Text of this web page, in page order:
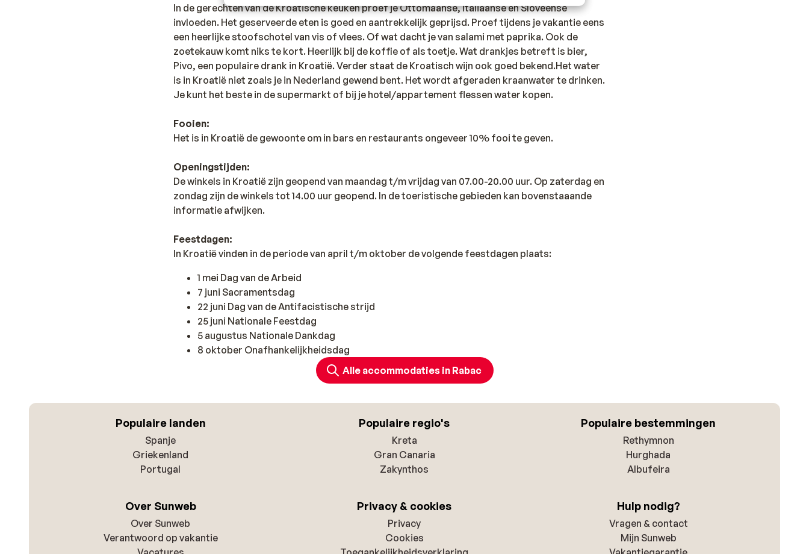
In de gerechten van de Kroatische keuken proef je Ottomaanse, Italiaanse en Sloveense
invloeden. Het geserveerde eten is goed en aantrekkelijk geprijsd. Proef tijdens je vakantie eens
een heerlijke stoofschotel van vis of vlees. Of wat dacht je van salami met paprika. Ook de
zoetekauw komt niks te kort. Heerlijk bij de koffie of als toetje. Wat drankjes betreft is bier,
Pivo, een populaire drank in Kroatië. Verder staat de Kroatisch wijn ook goed bekend.Het water
is in Kroatië niet zoals je in Nederland gewend bent. Het wordt afgeraden kraanwater te drinken.
Je kunt het beste in de supermarkt of bij je hotel/appartement flessen water kopen.
Fooien:
Het is in Kroatië de gewoonte om in bars en restaurants ongeveer 10% fooi te geven.
Openingstijden:
De winkels in Kroatië zijn geopend van maandag t/m vrijdag van 07.00-20.00 uur. Op zaterdag en
zondag zijn de winkels tot 14.00 uur geopend. In de toeristische gebieden kan bovenstaaande
informatie afwijken.
Feestdagen:
In Kroatië vinden in de periode van april t/m oktober de volgende feestdagen plaats:
1 mei Dag van de Arbeid
7 juni Sacramentsdag
22 juni Dag van de Antifacistische strijd
25 juni Nationale Feestdag
5 augustus Nationale Dankdag
8 oktober Onafhankelijkheidsdag
Alle accommodaties in Rabac
Populaire landen
Spanje
Griekenland
Portugal
Populaire regio's
Kreta
Gran Canaria
Zakynthos
Populaire bestemmingen
Rethymnon
Hurghada
Albufeira
Over Sunweb
Over Sunweb
Verantwoord op vakantie
Privacy & cookies
Privacy
Cookies
Hulp nodig?
Vragen & contact
Mijn Sunweb